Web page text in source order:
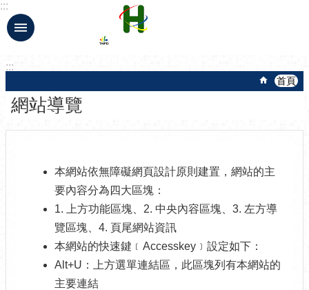
跳到主要內容區塊
:::
:::
首頁
網站導覽
本網站依無障礙網頁設計原則建置，網站的主
要內容分為四大區塊：
1. 上方功能區塊、2. 中央內容區塊、3. 左方導
覽區塊、4. 頁尾網站資訊
本網站的快速鍵﹝Accesskey﹞設定如下：
Alt+U：上方選單連結區，此區塊列有本網站的
主要連結